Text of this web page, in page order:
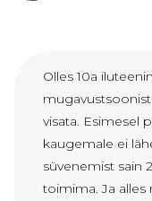
Olles 10a
visata. Esimesel
kaugemale ei
süvenemist sain
toimima. Ja